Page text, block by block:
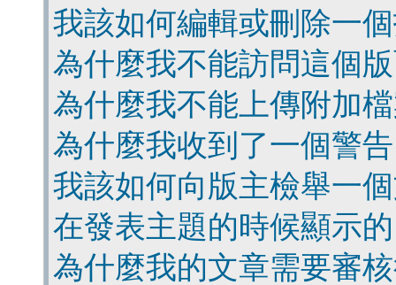
我該如何編輯或刪除一
為什麼我不能訪問這個
為什麼我不能上傳附加
為什麼我收到了一個警
我該如何向版主檢舉一
在發表主題的時候顯示
為什麼我的文章需要審